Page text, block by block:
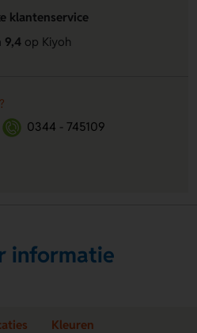
klantenservice
9,4op Kiyoh
0344 - 745109
informatie
Kleuren